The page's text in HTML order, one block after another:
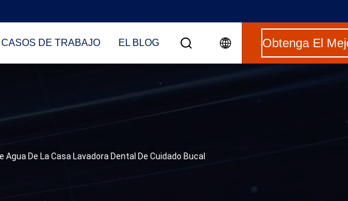
CASOS DE TRABAJO EL BLOG
De La Casa Lavadora Dental De Cuidado Bucal